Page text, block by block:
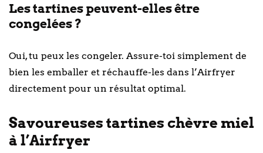
Les tartines peuvent-elles être
congelées ?
Oui, tu peux les congeler. Assure-toi simplement de
bien les emballer et réchauffe-les dans l’Airfryer
directement pour un résultat optimal.
Savoureuses tartines chèvre miel
à l’Airfryer